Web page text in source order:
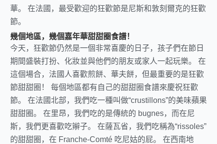
華。 在法國，最受歡迎的狂歡節是尼斯和敦刻爾克的狂歡
節。
幾個地區，幾個嘉年華甜甜圈食譜！
今天，狂歡節仍然是一個非常喜慶的日子，孩子們在節日
期間盛裝打扮、化妝並與他們的朋友或家人一起玩樂。 在
這個場合，法國人喜歡煎餅、華夫餅，但最重要的是狂歡
節甜甜圈！ 每個地區都有自己的甜甜圈食譜來慶祝狂歡
節。 在法國北部，我們吃一種叫做“crustillons”的美味蘋果
甜甜圈。 在里昂，我們吃的是傳統的 bugnes，而在尼
斯，我們更喜歡吃辮子。 在薩瓦省，我們吃稱為“rissoles”
的甜甜圈，在 Franche-Comté 吃尼姑的屁。 在西南地